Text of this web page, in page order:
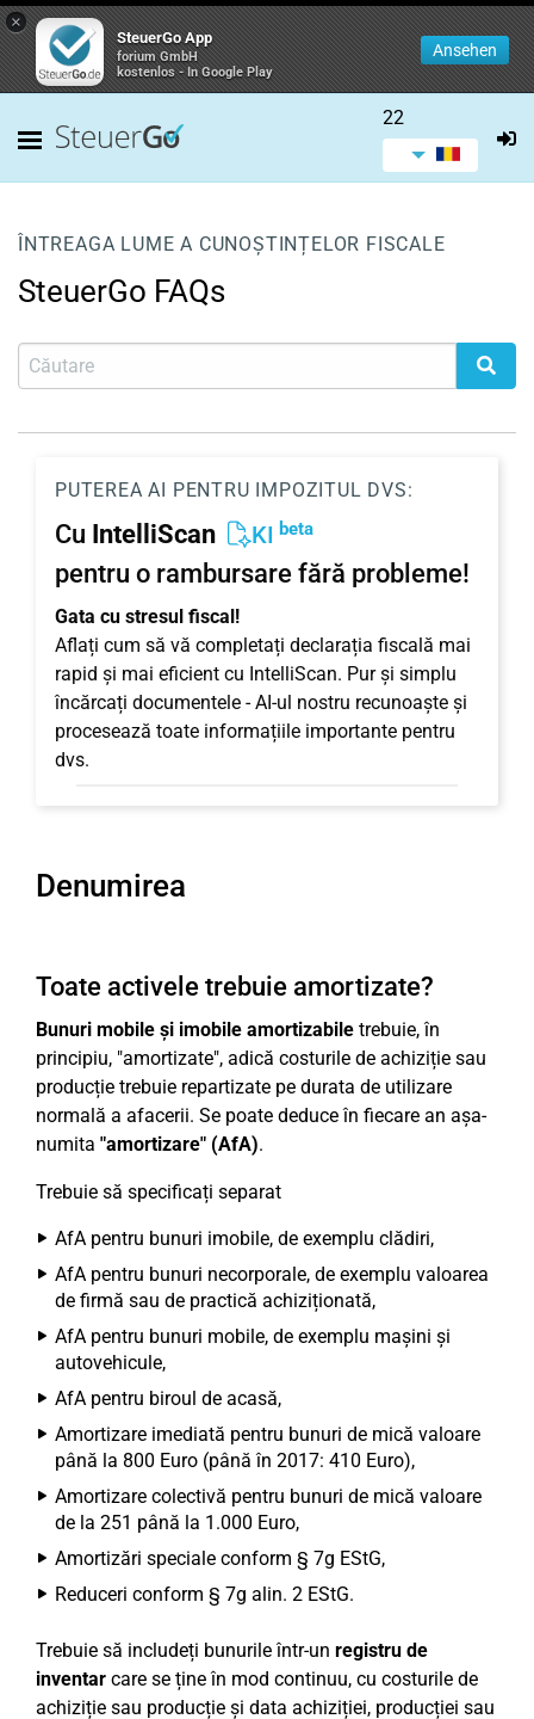
×
SteuerGo App
forium GmbH
kostenlos - In Google Play
Ansehen
22
ÎNTREAGA LUME A CUNOȘTINȚELOR FISCALE
SteuerGo FAQs
PUTEREA AI PENTRU IMPOZITUL DVS:
Cu IntelliScan KI beta
pentru o rambursare fără probleme!
Gata cu stresul fiscal!
Aflați cum să vă completați declarația fiscală mai
rapid și mai eficient cu IntelliScan. Pur și simplu
încărcați documentele - AI-ul nostru recunoaște și
procesează toate informațiile importante pentru
dvs.
Denumirea
Toate activele trebuie amortizate?
Bunuri mobile și imobile amortizabile trebuie, în
principiu, "amortizate", adică costurile de achiziție sau
producție trebuie repartizate pe durata de utilizare
normală a afacerii. Se poate deduce în fiecare an așa-
numita "amortizare" (AfA).
Trebuie să specificați separat
AfA pentru bunuri imobile, de exemplu clădiri,
AfA pentru bunuri necorporale, de exemplu valoarea
de firmă sau de practică achiziționată,
AfA pentru bunuri mobile, de exemplu mașini și
autovehicule,
AfA pentru biroul de acasă,
Amortizare imediată pentru bunuri de mică valoare
până la 800 Euro (până în 2017: 410 Euro),
Amortizare colectivă pentru bunuri de mică valoare
de la 251 până la 1.000 Euro,
Amortizări speciale conform § 7g EStG,
Reduceri conform § 7g alin. 2 EStG.
Trebuie să includeți bunurile într-un registru de
inventar care se ține în mod continuu, cu costurile de
achiziție sau producție și data achiziției, producției sau